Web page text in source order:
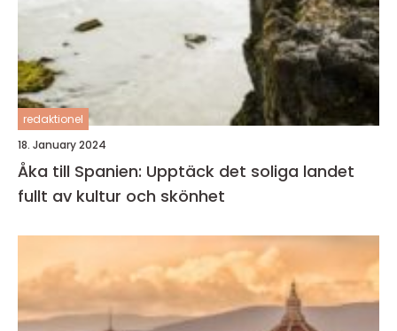
redaktionel
18. January 2024
Åka till Spanien: Upptäck det soliga landet
fullt av kultur och skönhet